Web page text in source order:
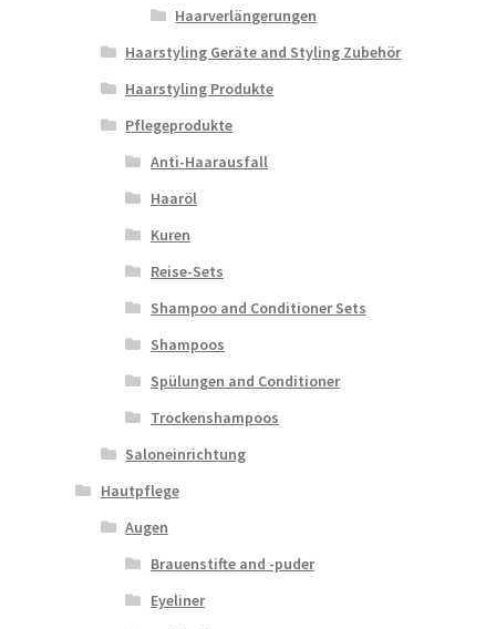
Haarverlängerungen
Haarstyling Geräte and Styling Zubehör
Haarstyling Produkte
Pflegeprodukte
Anti-Haarausfall
Haaröl
Kuren
Reise-Sets
Shampoo and Conditioner Sets
Shampoos
Spülungen and Conditioner
Trockenshampoos
Saloneinrichtung
Hautpflege
Augen
Brauenstifte and -puder
Eyeliner